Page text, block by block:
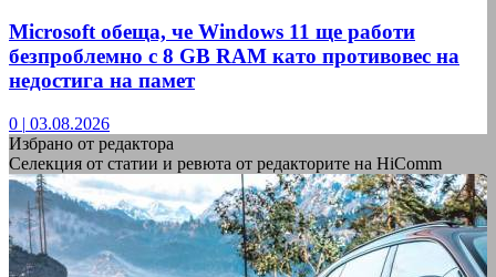
Microsoft обеща, че Windows 11 ще работи
безпроблемно с 8 GB RAM като противовес на
недостига на памет
0 | 03.08.2026
Избрано от редактора
Селекция от статии и ревюта от редакторите на HiComm